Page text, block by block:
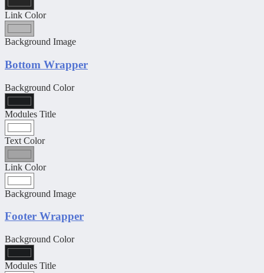
Link Color
Background Image
Bottom Wrapper
Background Color
Modules Title
Text Color
Link Color
Background Image
Footer Wrapper
Background Color
Modules Title